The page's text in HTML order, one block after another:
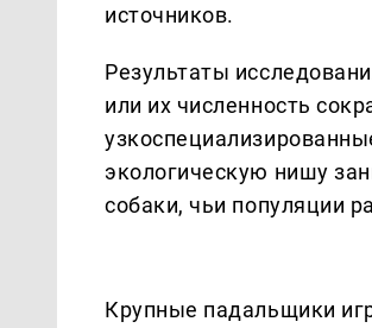
источников.
Результаты
или их численность
экологическую нишу
собаки, чьи популяции
Крупные падальщики